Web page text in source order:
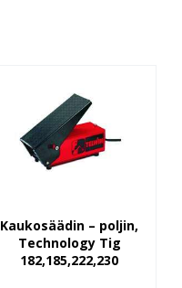
Kaukosäädin – poljin,
Technology Tig
182,185,222,230